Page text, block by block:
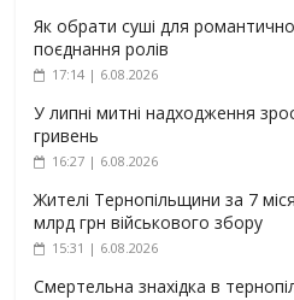
Як обрати суші для
поєднання ролів
17:14 | 6.08.2026
У липні митні надходження
гривень
16:27 | 6.08.2026
Жителі Тернопільщини за 7
млрд грн військового збору
15:31 | 6.08.2026
Смертельна знахідка в